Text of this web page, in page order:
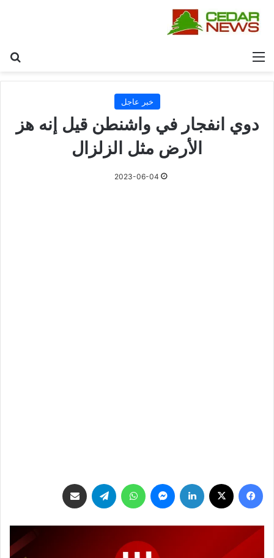
القائمة
خبر عاجل
دوي انفجار في واشنطن قيل إنه هز
الأرض مثل الزلزال
2023-06-04
فيسبوك لينكدإن ماسنجر واتساب تيلقرام